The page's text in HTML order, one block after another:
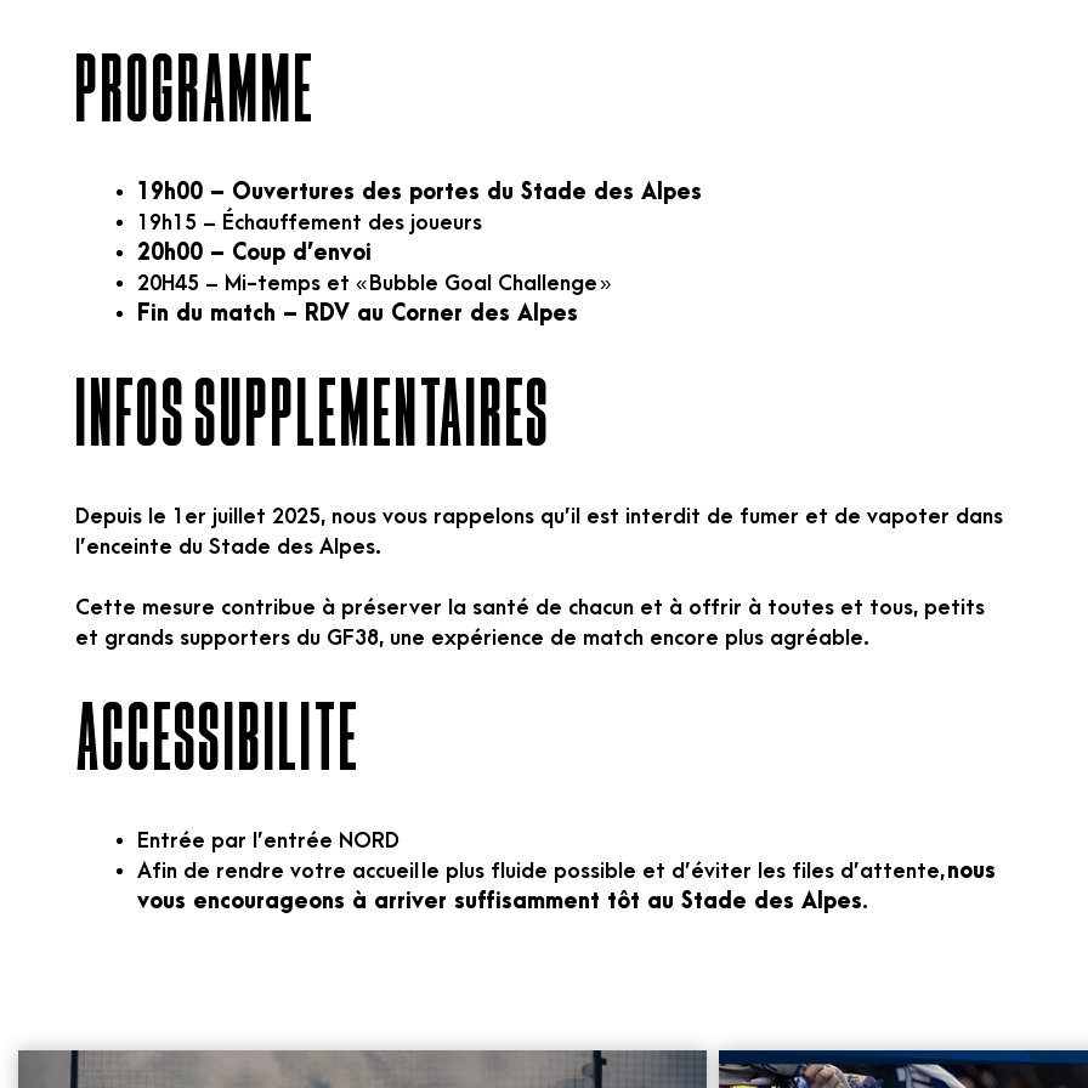
PROGRAMME
19h00 – Ouvertures des portes du Stade des Alpes
19h15 – Échauffement des joueurs
20h00 – Coup d’envoi
20H45 – Mi-temps et « Bubble Goal Challenge »
Fin du match – RDV au Corner des Alpes
INFOS SUPPLEMENTAIRES
Depuis le 1er juillet 2025, nous vous rappelons qu’il est interdit de fumer et de vapoter dans
l’enceinte du Stade des Alpes.
Cette mesure contribue à préserver la santé de chacun et à offrir à toutes et tous, petits
et grands supporters du GF38, une expérience de match encore plus agréable.
Accessibilité
Entrée par l’entrée NORD
Afin de rendre votre accueil le plus fluide possible et d’éviter les files d’attente,nous
vous encourageons à arriver suffisamment tôt au Stade des Alpes.